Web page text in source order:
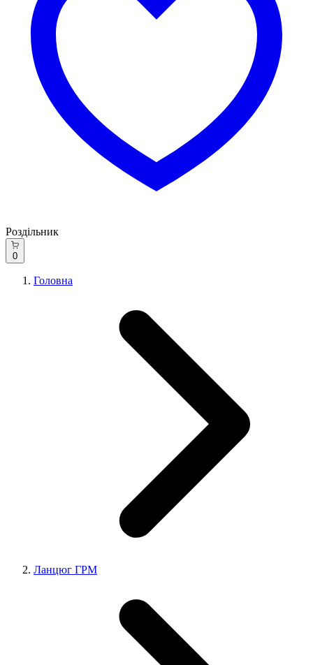
Роздільник
0
Головна
Ланцюг ГРМ